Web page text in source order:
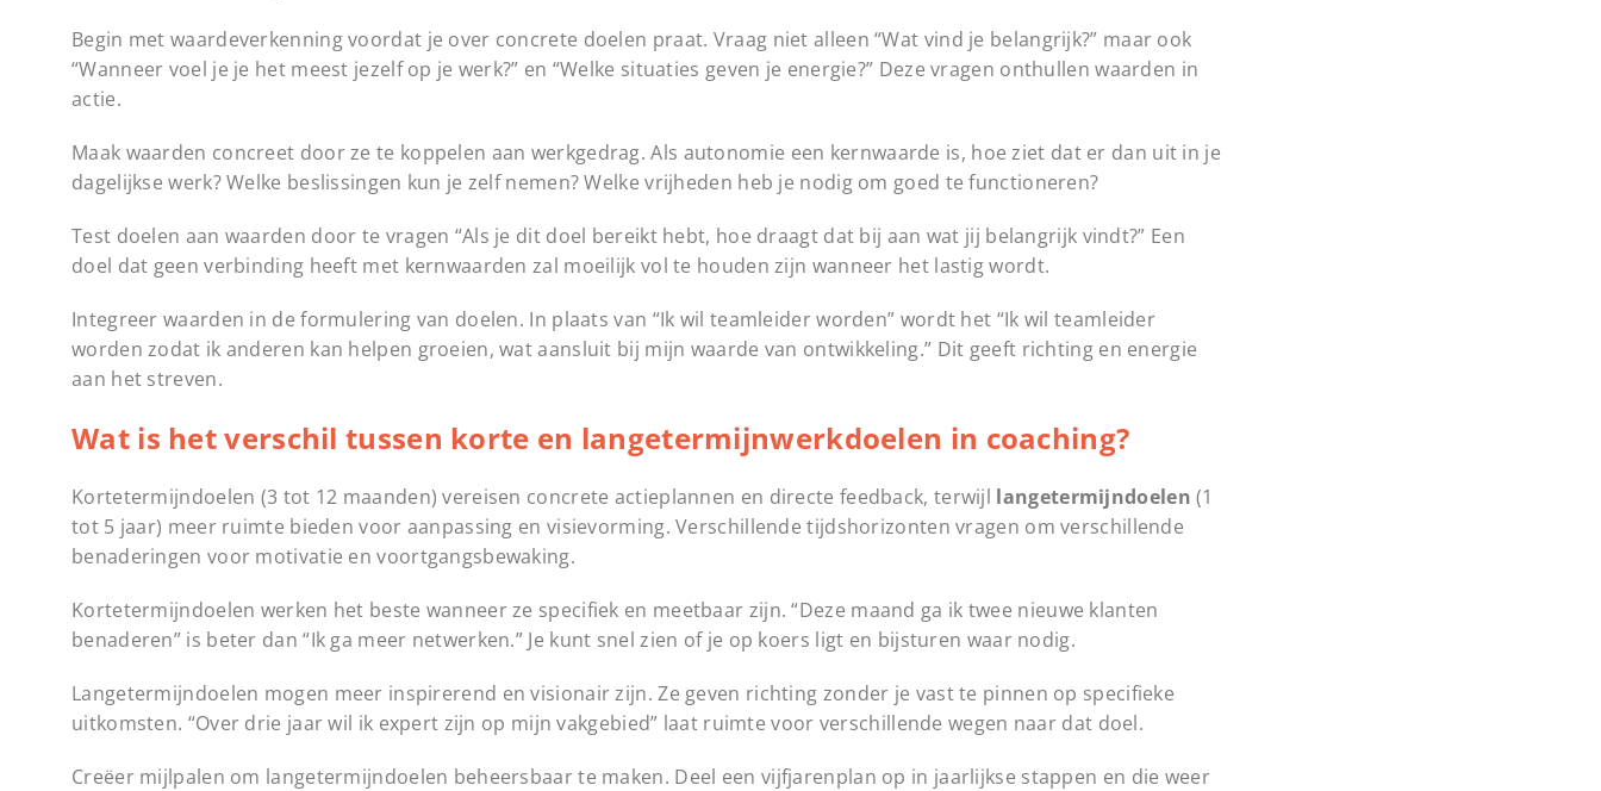
Begin met waardeverkenning voordat je over concrete doelen praat. Vraag niet alleen “Wat vind je belangrijk?” maar ook
“Wanneer voel je je het meest jezelf op je werk?” en “Welke situaties geven je energie?” Deze vragen onthullen waarden in
actie.
Maak waarden concreet door ze te koppelen aan werkgedrag. Als autonomie een kernwaarde is, hoe ziet dat er dan uit in je
dagelijkse werk? Welke beslissingen kun je zelf nemen? Welke vrijheden heb je nodig om goed te functioneren?
Test doelen aan waarden door te vragen “Als je dit doel bereikt hebt, hoe draagt dat bij aan wat jij belangrijk vindt?” Een
doel dat geen verbinding heeft met kernwaarden zal moeilijk vol te houden zijn wanneer het lastig wordt.
Integreer waarden in de formulering van doelen. In plaats van “Ik wil teamleider worden” wordt het “Ik wil teamleider
worden zodat ik anderen kan helpen groeien, wat aansluit bij mijn waarde van ontwikkeling.” Dit geeft richting en energie
aan het streven.
Wat is het verschil tussen korte en langetermijnwerkdoelen in coaching?
Kortetermijndoelen (3 tot 12 maanden) vereisen concrete actieplannen en directe feedback, terwijl langetermijndoelen (1
tot 5 jaar) meer ruimte bieden voor aanpassing en visievorming. Verschillende tijdshorizonten vragen om verschillende
benaderingen voor motivatie en voortgangsbewaking.
Kortetermijndoelen werken het beste wanneer ze specifiek en meetbaar zijn. “Deze maand ga ik twee nieuwe klanten
benaderen” is beter dan “Ik ga meer netwerken.” Je kunt snel zien of je op koers ligt en bijsturen waar nodig.
Langetermijndoelen mogen meer inspirerend en visionair zijn. Ze geven richting zonder je vast te pinnen op specifieke
uitkomsten. “Over drie jaar wil ik expert zijn op mijn vakgebied” laat ruimte voor verschillende wegen naar dat doel.
Creëer mijlpalen om langetermijndoelen beheersbaar te maken. Deel een vijfjarenplan op in jaarlijkse stappen en die weer